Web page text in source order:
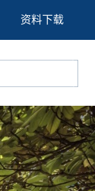
资料下载